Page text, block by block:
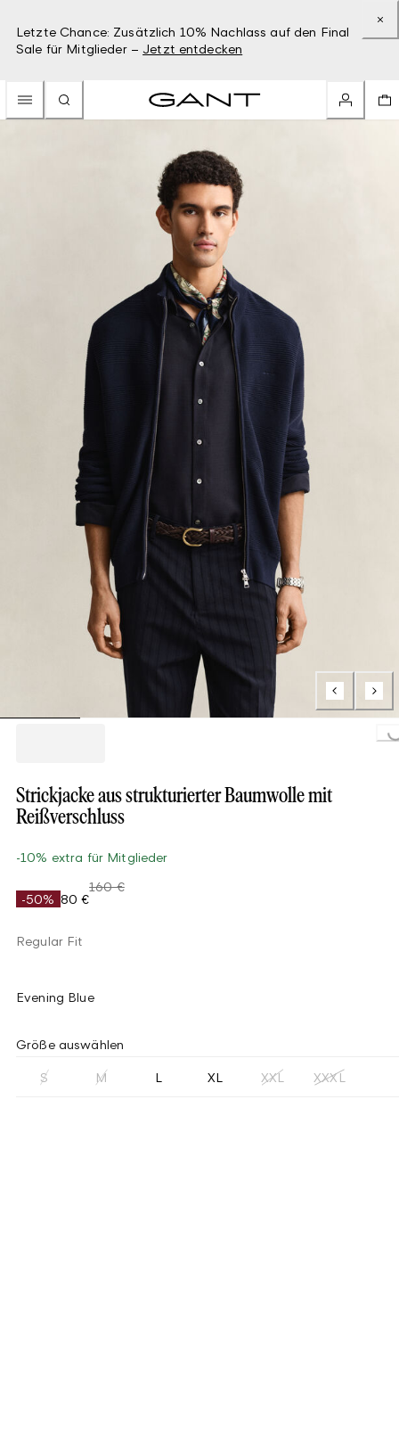
Letzte Chance: Zusätzlich 10% Nachlass auf den Final
Sale für Mitglieder – Jetzt entdecken
Strickjacke aus strukturierter Baumwolle mit
Reißverschluss
-10% extra für Mitglieder
-50% 80 €
160 €
Regular Fit
Evening Blue
Größe auswählen
S M L XL XXL XXXL